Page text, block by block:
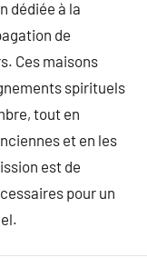
dédiée à la
de
Ces maisons
spirituels
tout en
et en les
est de
pour un